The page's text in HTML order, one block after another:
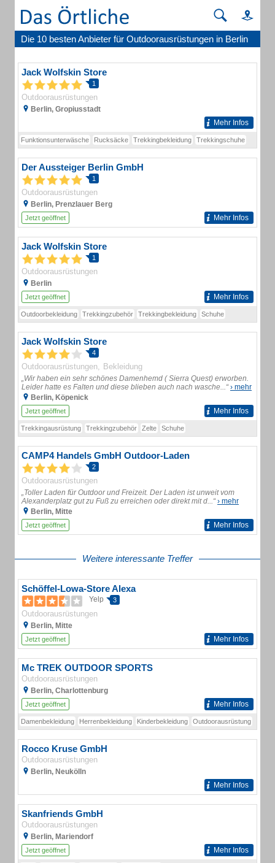
Die 10 besten Anbieter für Outdoorausrüstungen in Berlin
Jack Wolfskin Store
1
Outdoorausrüstungen
Berlin, Gropiusstadt
Mehr Infos
Funktionsunterwäsche Rucksäcke Trekkingbekleidung Trekkingschuhe
Der Aussteiger Berlin GmbH
1
Outdoorausrüstungen
Berlin, Prenzlauer Berg
Jetzt geöffnet Mehr Infos
Jack Wolfskin Store
1
Outdoorausrüstungen
Berlin
Jetzt geöffnet Mehr Infos
Outdoorbekleidung Trekkingzubehör Trekkingbekleidung Schuhe
Jack Wolfskin Store
4
Outdoorausrüstungen Bekleidung
„Wir haben ein sehr schönes Damenhemd ( Sierra Quest) erworben.
Leider hatte es Falten und diese blieben auch nach wasche...“› mehr
Berlin, Köpenick
Jetzt geöffnet Mehr Infos
Trekkingausrüstung Trekkingzubehör Zelte Schuhe
CAMP4 Handels GmbH Outdoor-Laden
2
Outdoorausrüstungen
„Toller Laden für Outdoor und Freizeit. Der Laden ist unweit vom
Alexanderplatz gut zu Fuß zu erreichen oder direkt mit d...“› mehr
Berlin, Mitte
Jetzt geöffnet Mehr Infos
Weitere interessante Treffer
Schöffel-Lowa-Store Alexa
Yelp 3
Outdoorausrüstungen
Berlin, Mitte
Jetzt geöffnet Mehr Infos
Mc TREK OUTDOOR SPORTS
Outdoorausrüstungen
Berlin, Charlottenburg
Jetzt geöffnet Mehr Infos
Damenbekleidung Herrenbekleidung Kinderbekleidung Outdoorausrüstung
Rocco Kruse GmbH
Outdoorausrüstungen
Berlin, Neukölln
Mehr Infos
Skanfriends GmbH
Outdoorausrüstungen
Berlin, Mariendorf
Jetzt geöffnet Mehr Infos